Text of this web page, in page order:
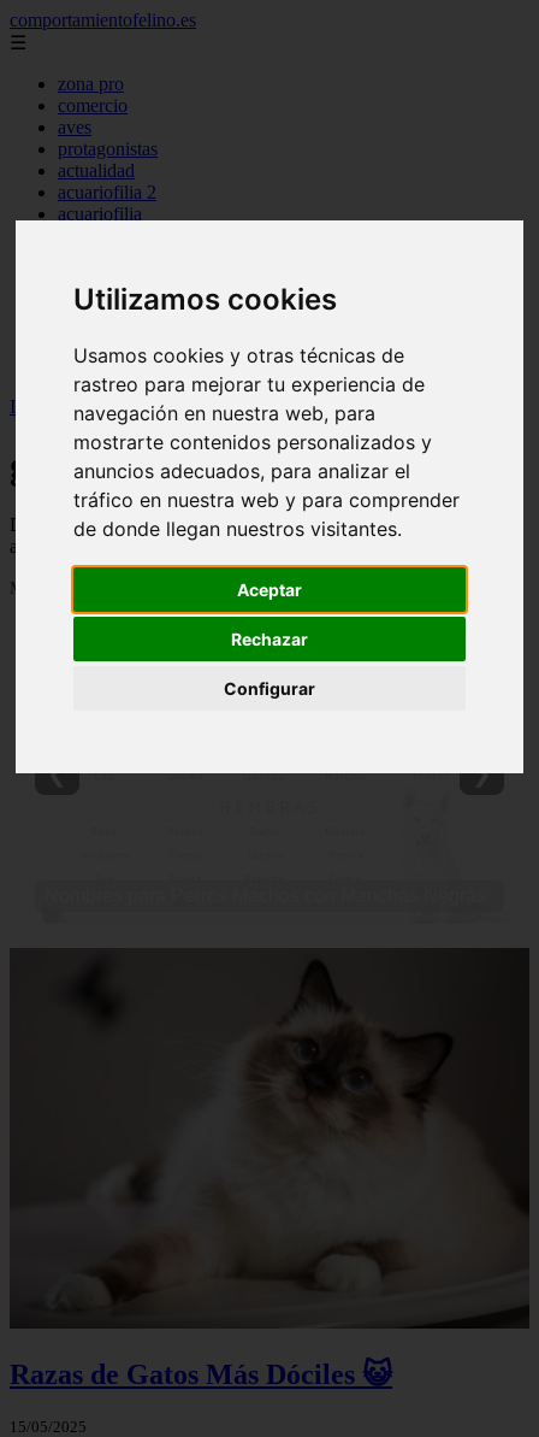
Utilizamos cookies
Usamos cookies y otras técnicas de
rastreo para mejorar tu experiencia de
navegación en nuestra web, para
mostrarte contenidos personalizados y
anuncios adecuados, para analizar el
tráfico en nuestra web y para comprender
de donde llegan nuestros visitantes.
Aceptar
Rechazar
Configurar
comportamientofelino.es
☰
zona pro
comercio
aves
protagonistas
actualidad
acuariofilia 2
acuariofilia
novedades
uncategorized
zona pro
Inicio
gatos2>Página 107
gatos2
Descubre todas las noticias de la categoría gatos2. Artículos
actualizados y contenido de calidad en comportamientofelino.es.
Mostrando 2545 - 2568 de 2800 artículos
❮ ❯
Razas de Gatos Más Dóciles 😺
15/05/2025